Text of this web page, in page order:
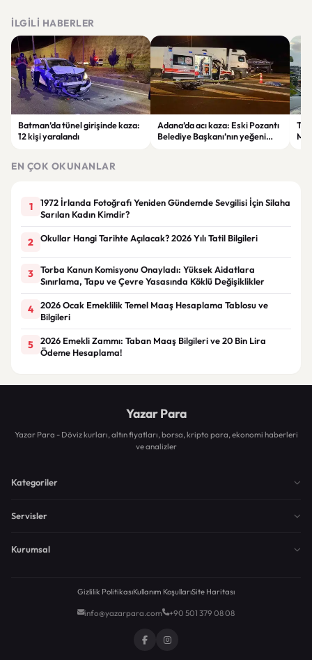
İLGILI HABERLER
Batman’da tünel girişinde kaza:
12 kişi yaralandı
Adana’da acı kaza: Eski Pozantı
Belediye Başkanı’nın yeğeni
EN ÇOK OKUNANLAR
1
1972 İrlanda Fotoğrafı Yeniden Gündemde Sevgilisi İçin Silaha
Sarılan Kadın Kimdir?
2 Okullar Hangi Tarihte Açılacak? 2026 Yılı Tatil Bilgileri
3
Torba Kanun Komisyonu Onayladı: Yüksek Aidatlara
Sınırlama, Tapu ve Çevre Yasasında Köklü Değişiklikler
4
2026 Ocak Emeklilik Temel Maaş Hesaplama Tablosu ve
Bilgileri
5
2026 Emekli Zammı: Taban Maaş Bilgileri ve 20 Bin Lira
Ödeme Hesaplama!
Yazar Para
Yazar Para - Döviz kurları, altın fiyatları, borsa, kripto para, ekonomi haberleri
ve analizler
Kategoriler
Servisler
Kurumsal
Gizlilik PolitikasıKullanım KoşullarıSite Haritası
info@yazarpara.com +90 501 379 08 08